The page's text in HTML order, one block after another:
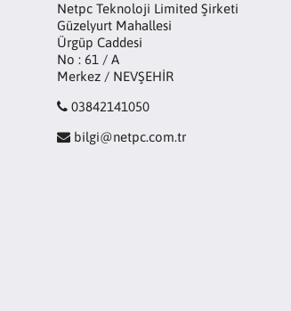
Netpc Teknoloji Limited Şirketi
Güzelyurt Mahallesi
Ürgüp Caddesi
No : 61 / A
Merkez / NEVŞEHİR
03842141050
bilgi@netpc.com.tr